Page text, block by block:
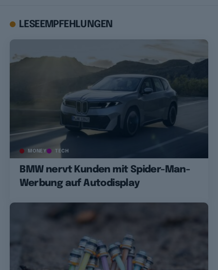
LESEEMPFEHLUNGEN
MONEY TECH
BMW nervt Kunden mit Spider-Man-
Werbung auf Autodisplay